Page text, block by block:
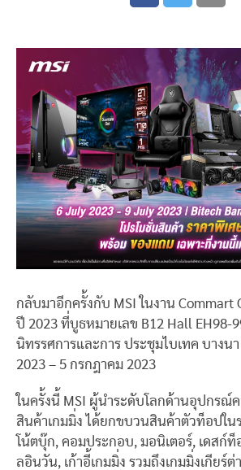
กลับมาอีกครั้งกับ MSI ในงาน Commart
ปี 2023 ที่บูธหมายเลข B12 Hall EH98-
นิทรรศการและการ ประชุมไบเทค บางน
2023 – 5 กรกฎาคม 2023
ในครั้งนี้ MSI ผู้นำระดับโลกด้านอุปกรณ์
สินค้าเกมมิ่ง ได้ยกขบวนสินค้าตัวท็อปใน
โน้ตบุ๊ก, คอมประกอบ, มอนิเตอร์, เดสก์
ลอินวัน, เก้าอี้เกมมิ่ง รวมถึงเกมมิ่งเกียร์ต่